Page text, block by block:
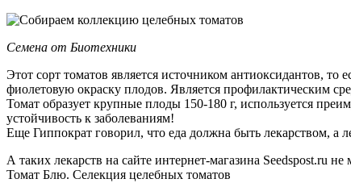
Семена от Биотехники
Этот сорт томатов является источником антиоксидантов,
фиолетовую окраску плодов. Является профилактическим
Томат образует крупные плоды 150-180 г, используется
устойчивость к заболеваниям!
Еще Гиппократ говорил, что еда должна быть лекарством, а
А таких лекарств на сайте интернет-магазина Seedspost.ru не
Томат Блю. Селекция целебных томатов